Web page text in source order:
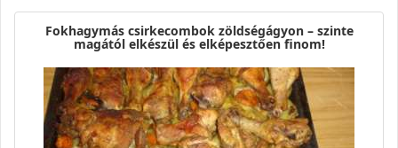
Fokhagymás csirkecombok zöldségágyon – szinte
magától elkészül és elképesztően finom!